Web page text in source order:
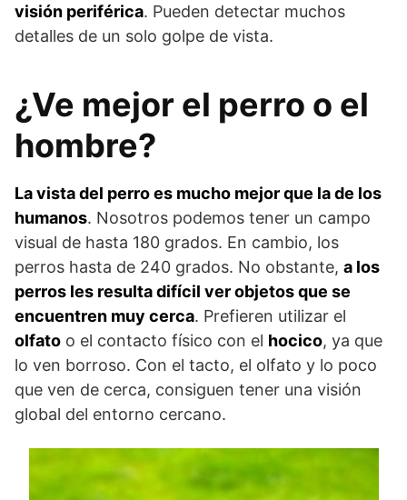
visión periférica. Pueden detectar muchos
detalles de un solo golpe de vista.
¿Ve mejor el perro o el
hombre?
La vista del perro es mucho mejor que la de los
humanos. Nosotros podemos tener un campo
visual de hasta 180 grados. En cambio, los
perros hasta de 240 grados. No obstante, a los
perros les resulta difícil ver objetos que se
encuentren muy cerca. Prefieren utilizar el
olfato o el contacto físico con el hocico, ya que
lo ven borroso. Con el tacto, el olfato y lo poco
que ven de cerca, consiguen tener una visión
global del entorno cercano.